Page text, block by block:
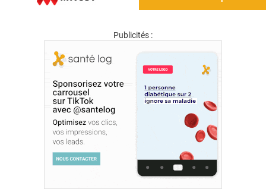
Publicités :